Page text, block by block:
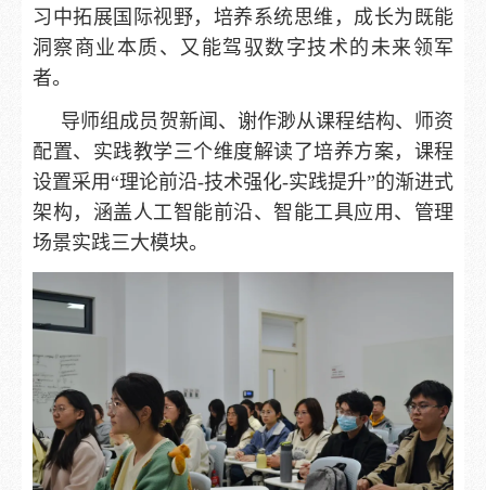
习中拓展国际视野，培养系统思维，成长为既能
洞察商业本质、又能驾驭数字技术的未来领军
者。
导师组成员贺新闻、谢作渺从课程结构、师资
配置、实践教学三个维度解读了培养方案，课程
设置采用“理论前沿-技术强化-实践提升”的渐进式
架构，涵盖人工智能前沿、智能工具应用、管理
场景实践三大模块。